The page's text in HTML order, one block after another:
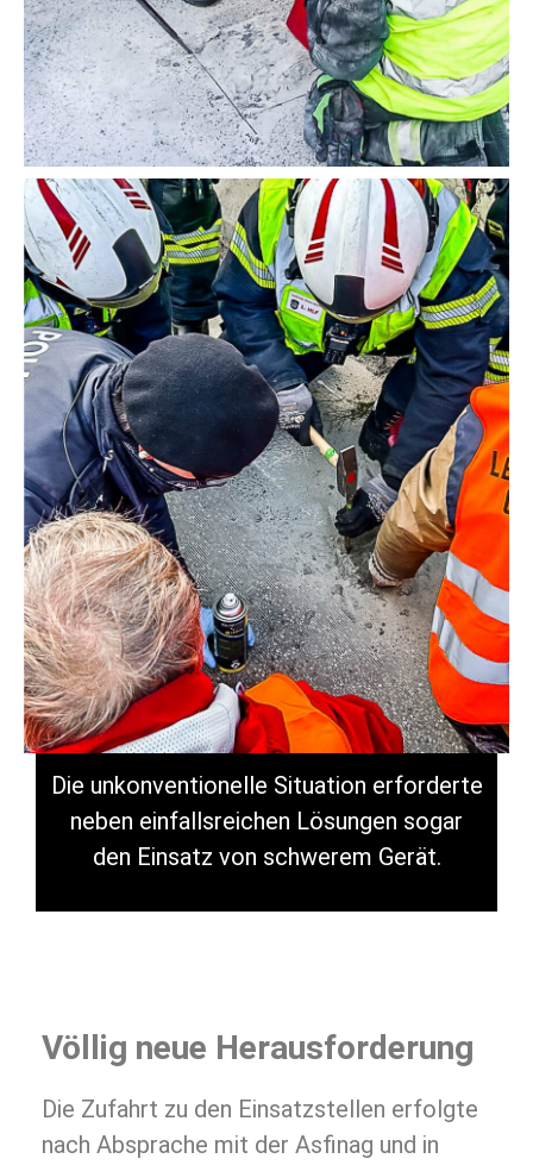
Die unkonventionelle Situation erforderte
neben einfallsreichen Lösungen sogar
den Einsatz von schwerem Gerät.
Völlig neue Herausforderung
Die Zufahrt zu den Einsatzstellen erfolgte
nach Absprache mit der Asfinag und in